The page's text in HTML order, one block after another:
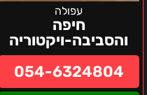
עפולה
חיפה
והסביבה-ויקטוריה
054-6324804